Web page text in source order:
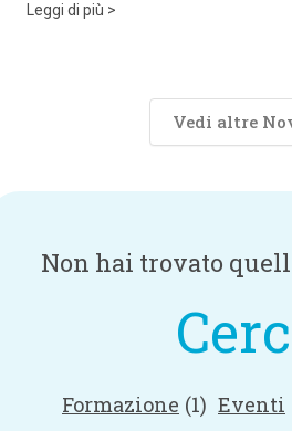
Leggi di più >
Vedi altre
Non hai trovato
Formazione (1) Eventi